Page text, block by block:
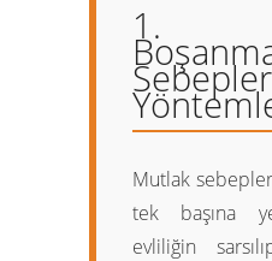
1.
Mutlak
tek başına
evliliğin